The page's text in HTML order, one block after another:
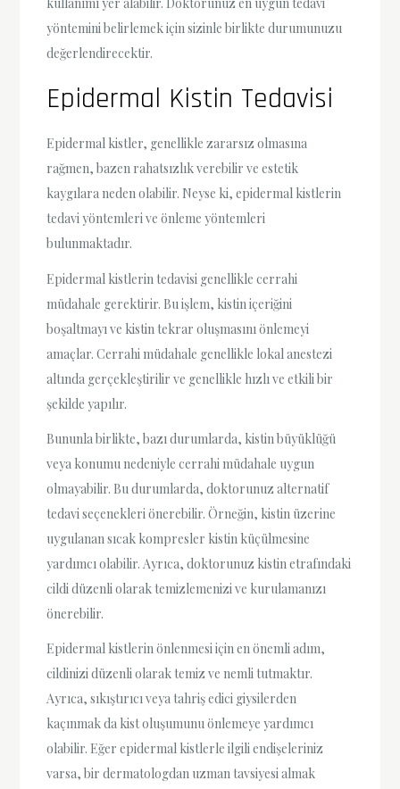
kullanımı yer alabilir. Doktorunuz en uygun tedavi
yöntemini belirlemek için sizinle birlikte durumunuzu
değerlendirecektir.
Epidermal Kistin Tedavisi
Epidermal kistler, genellikle zararsız olmasına
rağmen, bazen rahatsızlık verebilir ve estetik
kaygılara neden olabilir. Neyse ki, epidermal kistlerin
tedavi yöntemleri ve önleme yöntemleri
bulunmaktadır.
Epidermal kistlerin tedavisi genellikle cerrahi
müdahale gerektirir. Bu işlem, kistin içeriğini
boşaltmayı ve kistin tekrar oluşmasını önlemeyi
amaçlar. Cerrahi müdahale genellikle lokal anestezi
altında gerçekleştirilir ve genellikle hızlı ve etkili bir
şekilde yapılır.
Bununla birlikte, bazı durumlarda, kistin büyüklüğü
veya konumu nedeniyle cerrahi müdahale uygun
olmayabilir. Bu durumlarda, doktorunuz alternatif
tedavi seçenekleri önerebilir. Örneğin, kistin üzerine
uygulanan sıcak kompresler kistin küçülmesine
yardımcı olabilir. Ayrıca, doktorunuz kistin etrafındaki
cildi düzenli olarak temizlemenizi ve kurulamanızı
önerebilir.
Epidermal kistlerin önlenmesi için en önemli adım,
cildinizi düzenli olarak temiz ve nemli tutmaktır.
Ayrıca, sıkıştırıcı veya tahriş edici giysilerden
kaçınmak da kist oluşumunu önlemeye yardımcı
olabilir. Eğer epidermal kistlerle ilgili endişeleriniz
varsa, bir dermatologdan uzman tavsiyesi almak